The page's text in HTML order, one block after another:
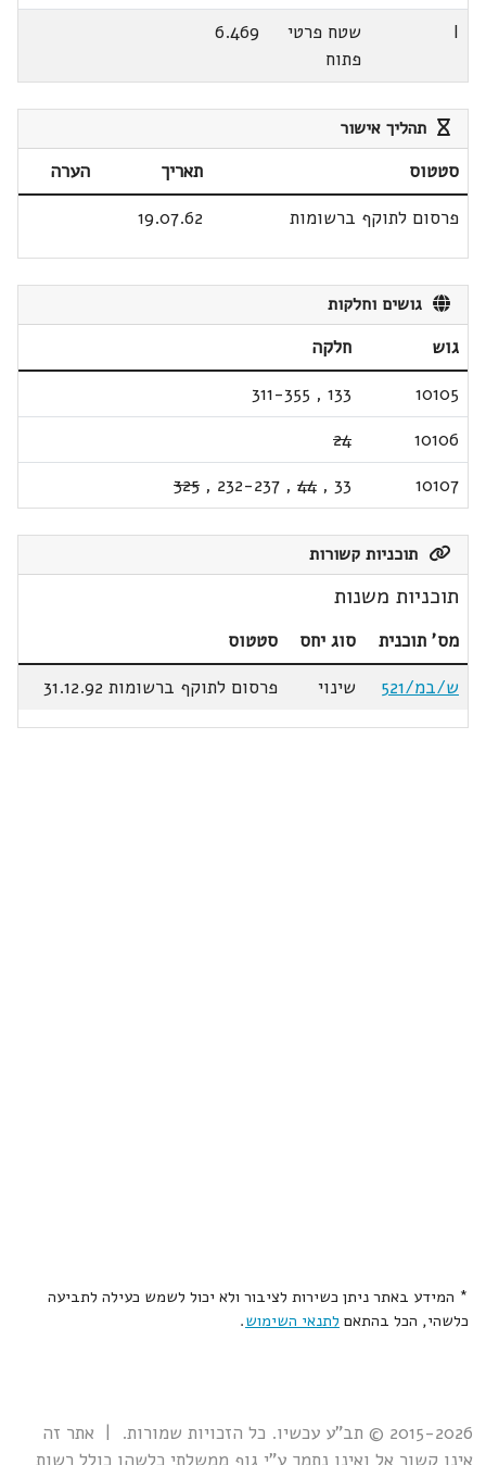
I
שטח פרטי
פתוח
6.469
תהליך אישור
סטטוס תאריך
הערה
פרסום לתוקף ברשומות
19.07.62
גושים וחלקות
גוש
חלקה
10105
133
,
311-355
10106
24
10107
33
,
44
,
232-237
,
325
תוכניות קשורות
תוכניות משנות
מס' תוכנית סוג יחס
סטטוס
ש/במ/521
שינוי פרסום לתוקף ברשומות 31.12.92
* המידע באתר ניתן כשירות לציבור ולא יכול לשמש כעילה לתביעה
כלשהי, הכל בהתאם לתנאי השימוש.
2015-2026 © תב"ע עכשיו. כל הזכויות שמורות. | אתר זה